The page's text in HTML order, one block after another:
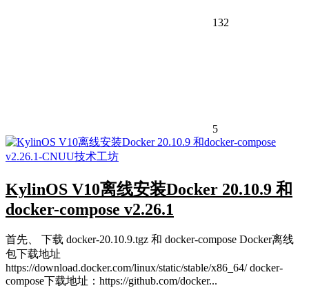
132
5
KylinOS V10离线安装Docker 20.10.9 和
docker-compose v2.26.1
首先、 下载 docker-20.10.9.tgz 和 docker-compose Docker离线
包下载地址
https://download.docker.com/linux/static/stable/x86_64/ docker-
compose下载地址：https://github.com/docker...